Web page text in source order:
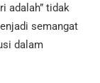
adalah” tidak
semangat
dalam